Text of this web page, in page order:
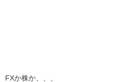
FXか株か、、、